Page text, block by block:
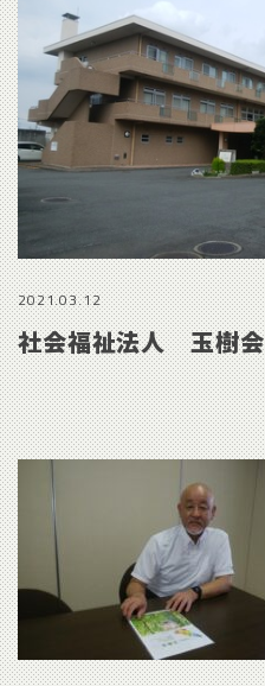
2021.03.12
社会福祉法人 玉樹会